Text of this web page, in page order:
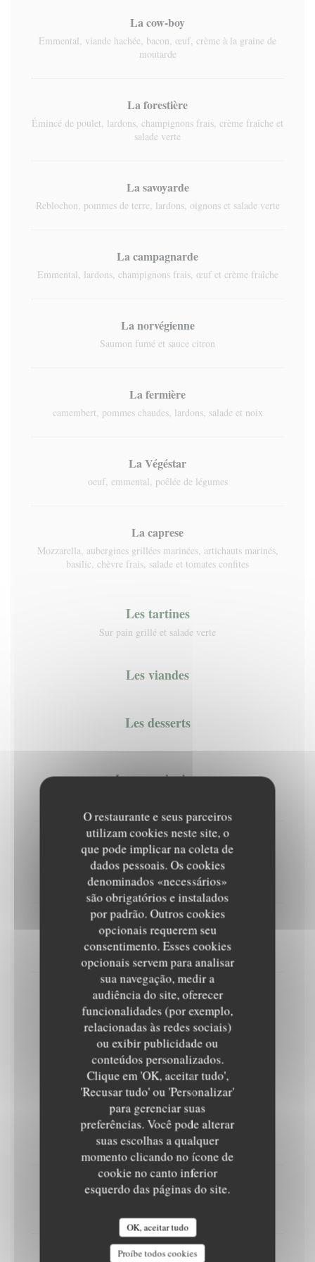
O restaurante e seus parceiros
utilizam cookies neste site, o
que pode implicar na coleta de
dados pessoais. Os cookies
denominados «necessários»
são obrigatórios e instalados
por padrão. Outros cookies
opcionais requerem seu
consentimento. Esses cookies
opcionais servem para analisar
sua navegação, medir a
audiência do site, oferecer
funcionalidades (por exemplo,
relacionadas às redes sociais)
ou exibir publicidade ou
conteúdos personalizados.
Clique em 'OK, aceitar tudo',
'Recusar tudo' ou 'Personalizar'
para gerenciar suas
preferências. Você pode alterar
suas escolhas a qualquer
momento clicando no ícone de
cookie no canto inferior
esquerdo das páginas do site.
OK, aceitar tudo
Proíbe todos cookies
La cow-boy
Emmental, viande hachée, bacon, œuf, crème à la graine de
moutarde
La forestière
Émincé de poulet, lardons, champignons frais, crème fraîche et
salade verte
La savoyarde
Reblochon, pommes de terre, lardons, oignons et salade verte
La campagnarde
Emmental, lardons, champignons frais, œuf et crème fraîche
La norvégienne
Saumon fumé et sauce citron
La fermière
camembert, pommes chaudes, lardons, salade et noix
La Végéstar
oeuf, emmental, poêlée de légumes
La caprese
Mozzarella, aubergines grillées marinées, artichauts marinés,
basilic, chèvre frais, salade et tomates confites
Les tartines
Sur pain grillé et salade verte
Les viandes
Les desserts
La coupe de glace
Le "Caramelo"
Boules de glace vanille, caramel au beurre salé maison,
chantilly
La Zoë
Glace vanille, Nutella, chantilly
La Victor
Glace vanille, crème de spéculoos, chantilly
Les crêpes
La Cassonade
Beurre salé et cassonade
La Caramelle